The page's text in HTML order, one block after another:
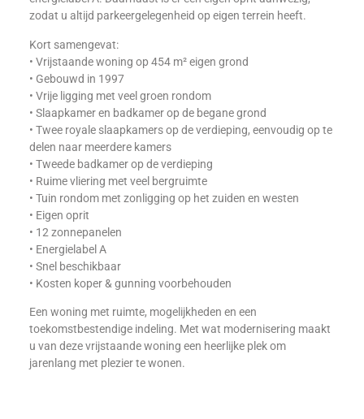
zodat u altijd parkeergelegenheid op eigen terrein heeft.
Kort samengevat:
• Vrijstaande woning op 454 m² eigen grond
• Gebouwd in 1997
• Vrije ligging met veel groen rondom
• Slaapkamer en badkamer op de begane grond
• Twee royale slaapkamers op de verdieping, eenvoudig op te
delen naar meerdere kamers
• Tweede badkamer op de verdieping
• Ruime vliering met veel bergruimte
• Tuin rondom met zonligging op het zuiden en westen
• Eigen oprit
• 12 zonnepanelen
• Energielabel A
• Snel beschikbaar
• Kosten koper & gunning voorbehouden
Een woning met ruimte, mogelijkheden en een
toekomstbestendige indeling. Met wat modernisering maakt
u van deze vrijstaande woning een heerlijke plek om
jarenlang met plezier te wonen.